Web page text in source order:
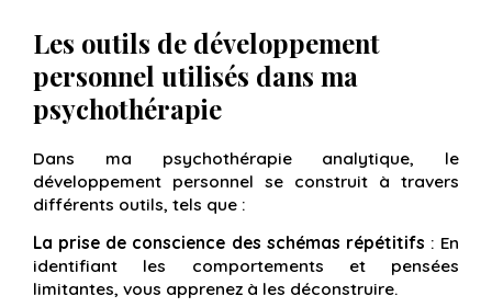
Les outils de développement
personnel utilisés dans ma
psychothérapie
Dans ma psychothérapie analytique, le
développement personnel se construit à travers
différents outils, tels que :
La prise de conscience des schémas répétitifs : En
identifiant les comportements et pensées
limitantes, vous apprenez à les déconstruire.